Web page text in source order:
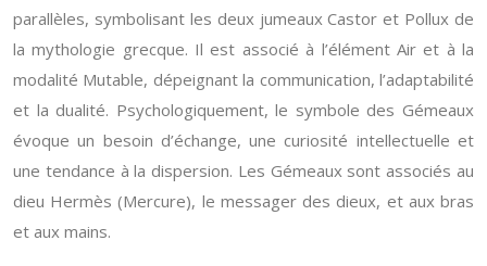
parallèles, symbolisant les deux jumeaux Castor et Pollux de
la mythologie grecque. Il est associé à l’élément Air et à la
modalité Mutable, dépeignant la communication, l’adaptabilité
et la dualité. Psychologiquement, le symbole des Gémeaux
évoque un besoin d’échange, une curiosité intellectuelle et
une tendance à la dispersion. Les Gémeaux sont associés au
dieu Hermès (Mercure), le messager des dieux, et aux bras
et aux mains.